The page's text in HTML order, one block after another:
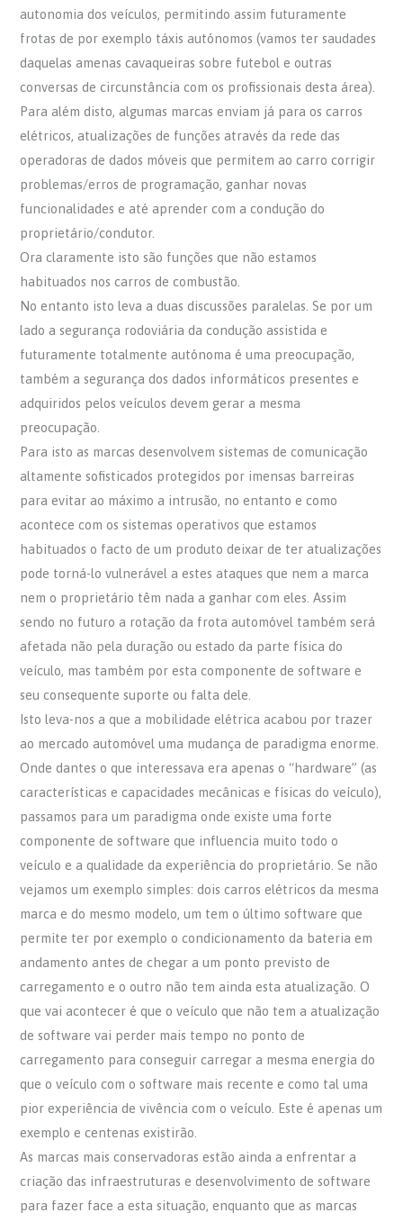
autonomia dos veículos, permitindo assim futuramente
frotas de por exemplo táxis autónomos (vamos ter saudades
daquelas amenas cavaqueiras sobre futebol e outras
conversas de circunstância com os profissionais desta área).
Para além disto, algumas marcas enviam já para os carros
elétricos, atualizações de funções através da rede das
operadoras de dados móveis que permitem ao carro corrigir
problemas/erros de programação, ganhar novas
funcionalidades e até aprender com a condução do
proprietário/condutor.
Ora claramente isto são funções que não estamos
habituados nos carros de combustão.
No entanto isto leva a duas discussões paralelas. Se por um
lado a segurança rodoviária da condução assistida e
futuramente totalmente autónoma é uma preocupação,
também a segurança dos dados informáticos presentes e
adquiridos pelos veículos devem gerar a mesma
preocupação.
Para isto as marcas desenvolvem sistemas de comunicação
altamente sofisticados protegidos por imensas barreiras
para evitar ao máximo a intrusão, no entanto e como
acontece com os sistemas operativos que estamos
habituados o facto de um produto deixar de ter atualizações
pode torná-lo vulnerável a estes ataques que nem a marca
nem o proprietário têm nada a ganhar com eles. Assim
sendo no futuro a rotação da frota automóvel também será
afetada não pela duração ou estado da parte física do
veículo, mas também por esta componente de software e
seu consequente suporte ou falta dele.
Isto leva-nos a que a mobilidade elétrica acabou por trazer
ao mercado automóvel uma mudança de paradigma enorme.
Onde dantes o que interessava era apenas o “hardware” (as
características e capacidades mecânicas e físicas do veículo),
passamos para um paradigma onde existe uma forte
componente de software que influencia muito todo o
veículo e a qualidade da experiência do proprietário. Se não
vejamos um exemplo simples: dois carros elétricos da mesma
marca e do mesmo modelo, um tem o último software que
permite ter por exemplo o condicionamento da bateria em
andamento antes de chegar a um ponto previsto de
carregamento e o outro não tem ainda esta atualização. O
que vai acontecer é que o veículo que não tem a atualização
de software vai perder mais tempo no ponto de
carregamento para conseguir carregar a mesma energia do
que o veículo com o software mais recente e como tal uma
pior experiência de vivência com o veículo. Este é apenas um
exemplo e centenas existirão.
As marcas mais conservadoras estão ainda a enfrentar a
criação das infraestruturas e desenvolvimento de software
para fazer face a esta situação, enquanto que as marcas